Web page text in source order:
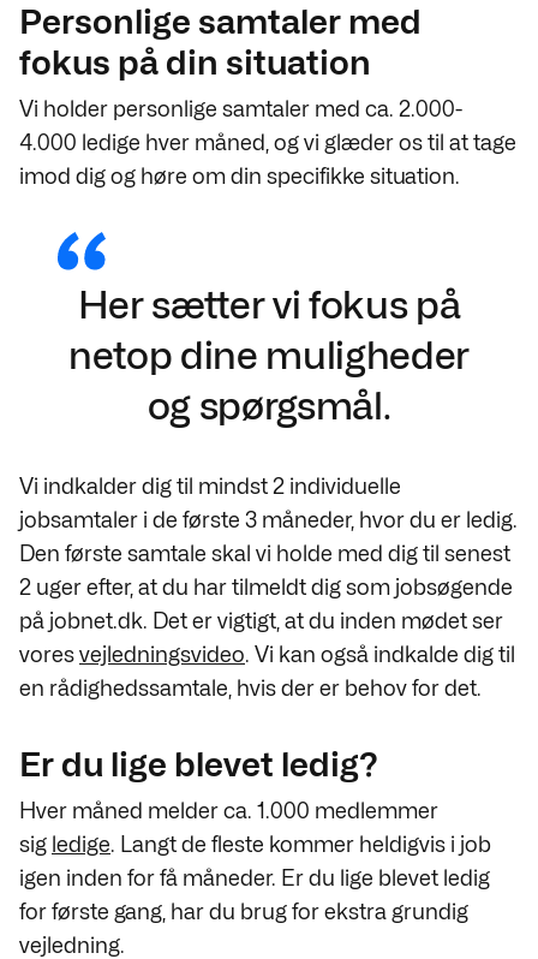
Personlige samtaler med
fokus på din situation
Vi holder personlige samtaler med ca. 2.000-
4.000 ledige hver måned, og vi glæder os til at tage
imod dig og høre om din specifikke situation.
Her sætter vi fokus på
netop dine muligheder
og spørgsmål.
Vi indkalder dig til mindst 2 individuelle
jobsamtaler i de første 3 måneder, hvor du er ledig.
Den første samtale skal vi holde med dig til senest
2 uger efter, at du har tilmeldt dig som jobsøgende
på jobnet.dk. Det er vigtigt, at du inden mødet ser
voresvejledningsvideo. Vi kan også indkalde dig til
en rådighedssamtale, hvis der er behov for det.
Er du lige blevet ledig?
Hver måned melder ca. 1.000 medlemmer
sig ledige. Langt de fleste kommer heldigvis i job
igen inden for få måneder. Er du lige blevet ledig
for første gang, har du brug for ekstra grundig
vejledning.